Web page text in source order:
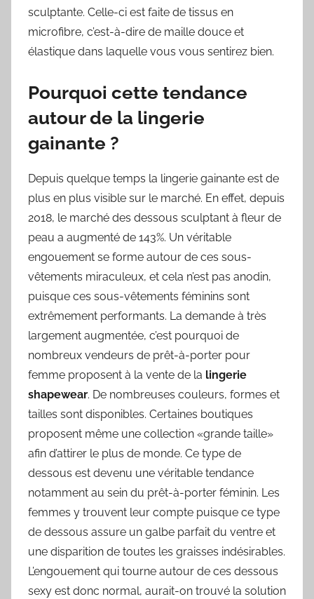
sculptante. Celle-ci est faite de tissus en
microfibre, c’est-à-dire de maille douce et
élastique dans laquelle vous vous sentirez bien.
Pourquoi cette tendance
autour de la lingerie
gainante ?
Depuis quelque temps la lingerie gainante est de
plus en plus visible sur le marché. En effet, depuis
2018, le marché des dessous sculptant à fleur de
peau a augmenté de 143%. Un véritable
engouement se forme autour de ces sous-
vêtements miraculeux, et cela n’est pas anodin,
puisque ces sous-vêtements féminins sont
extrêmement performants. La demande à très
largement augmentée, c’est pourquoi de
nombreux vendeurs de prêt-à-porter pour
femme proposent à la vente de la lingerie
shapewear. De nombreuses couleurs, formes et
tailles sont disponibles. Certaines boutiques
proposent même une collection «grande taille»
afin d’attirer le plus de monde. Ce type de
dessous est devenu une véritable tendance
notamment au sein du prêt-à-porter féminin. Les
femmes y trouvent leur compte puisque ce type
de dessous assure un galbe parfait du ventre et
une disparition de toutes les graisses indésirables.
L’engouement qui tourne autour de ces dessous
sexy est donc normal, aurait-on trouvé la solution